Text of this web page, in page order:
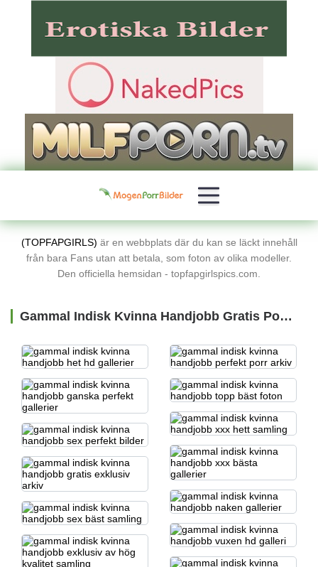
(TOPFAPGIRLS) är en webbplats där du kan se läckt innehåll
från bara Fans utan att betala, som foton av olika modeller.
Den officiella hemsidan - topfapgirlspics.com.
Gammal Indisk Kvinna Handjobb Gratis Porrbilder